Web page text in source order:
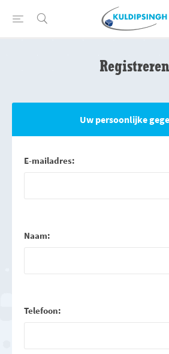
Registreren
Uw persoonlijke
E-mailadres:
Naam:
Telefoon: